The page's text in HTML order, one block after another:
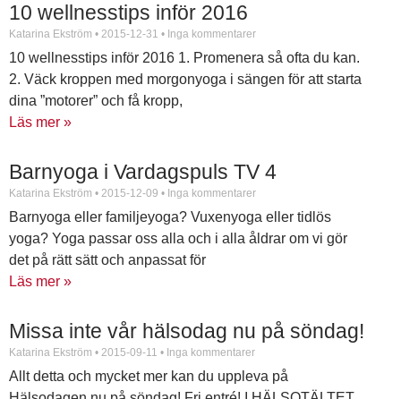
10 wellnesstips inför 2016
Katarina Ekström 2015-12-31 Inga kommentarer
10 wellnesstips inför 2016 1. Promenera så ofta du kan.
2. Väck kroppen med morgonyoga i sängen för att starta
dina ”motorer” och få kropp,
Läs mer »
Barnyoga i Vardagspuls TV 4
Katarina Ekström 2015-12-09 Inga kommentarer
Barnyoga eller familjeyoga? Vuxenyoga eller tidlös
yoga? Yoga passar oss alla och i alla åldrar om vi gör
det på rätt sätt och anpassat för
Läs mer »
Missa inte vår hälsodag nu på söndag!
Katarina Ekström 2015-09-11 Inga kommentarer
Allt detta och mycket mer kan du uppleva på